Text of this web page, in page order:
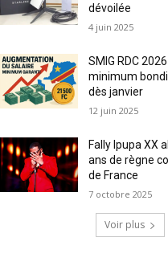
dévoilée
4 juin 2025
SMIG RDC
minimum
dès janvier
12 juin 2025
Fally Ipupa XX
ans de règne
de France
7 octobre 2025
Voir plus